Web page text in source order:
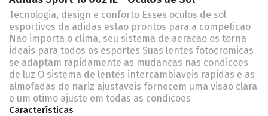
Tecnologia, design e conforto Esses oculos de sol
esportivos da adidas estao prontos para a competicao
Nao importa o clima, seu sistema de aeracao os torna
ideais para todos os esportes Suas lentes fotocromicas
se adaptam rapidamente as mudancas nas condicoes
de luz O sistema de lentes intercambiaveis rapidas e as
almofadas de nariz ajustaveis fornecem uma visao clara
e um otimo ajuste em todas as condicoes
Características